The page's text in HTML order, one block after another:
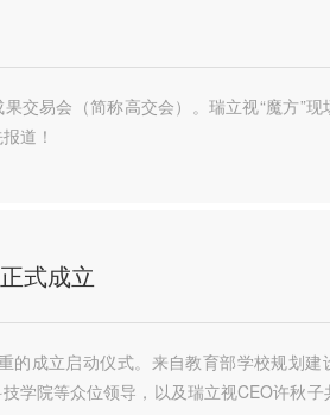
交易会（简称高交会）。瑞立视“魔方”现
道！
式成立
的成立启动仪式。来自教育部学校规划建
学院等众位领导，以及瑞立视CEO许秋子